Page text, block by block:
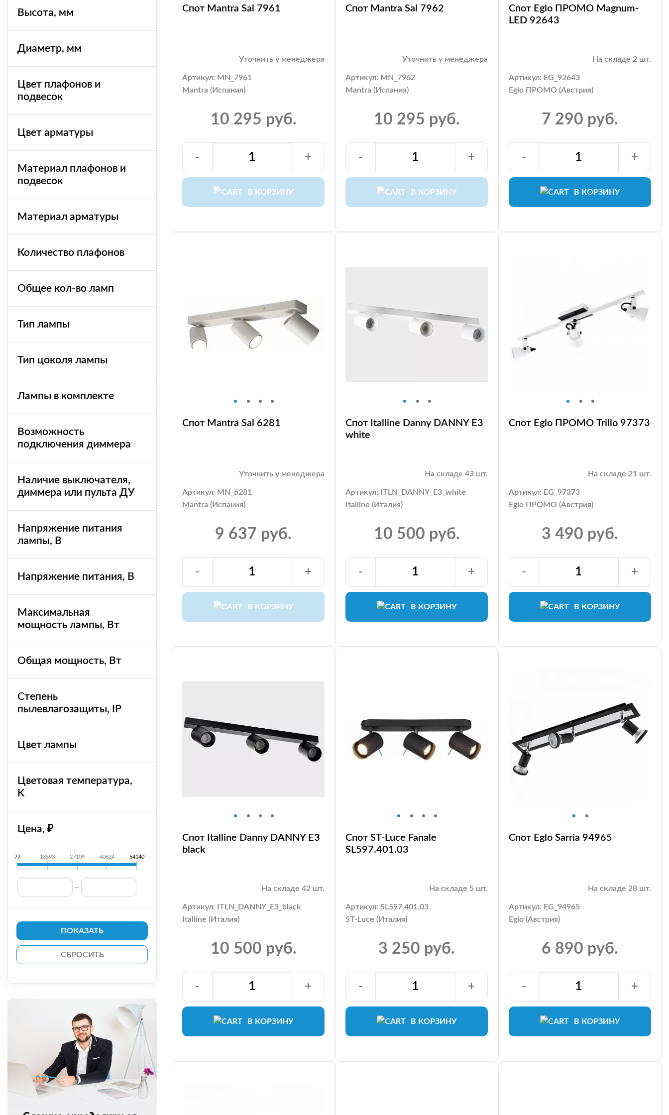
Высота, мм
Диаметр, мм
Цвет плафонов и
подвесок
Цвет арматуры
Материал плафонов и
подвесок
Материал арматуры
Количество плафонов
Общее кол-во ламп
Тип лампы
Тип цоколя лампы
Лампы в комплекте
Возможность
подключения диммера
Наличие выключателя,
диммера или пульта ДУ
Напряжение питания
лампы, В
Напряжение питания, В
Максимальная
мощность лампы, Вт
Общая мощность, Вт
Степень
пылевлагозащиты, IP
Цвет лампы
Цветовая температура,
K
Цена, ₽
77 13593 27109 40624 54140
ПОКАЗАТЬ
Спот Mantra Sal 7961
Уточнить у менеджера
Артикул: MN_7961
Mantra (Испания)
10 295 руб.
В КОРЗИНУ
- +
Спот Mantra Sal 7962
Уточнить у менеджера
Артикул: MN_7962
Mantra (Испания)
10 295 руб.
В КОРЗИНУ
- +
Спот Eglo ПРОМО Magnum-
LED 92643
На складе 2 шт.
Артикул: EG_92643
Eglo ПРОМО (Австрия)
7 290 руб.
В КОРЗИНУ
- +
Спот Mantra Sal 6281
Уточнить у менеджера
Артикул: MN_6281
Mantra (Испания)
9 637 руб.
В КОРЗИНУ
- +
Спот Italline Danny DANNY E3
white
На складе 43 шт.
Артикул: ITLN_DANNY_E3_white
Italline (Италия)
10 500 руб.
В КОРЗИНУ
- +
Спот Eglo ПРОМО Trillo 97373
На складе 21 шт.
Артикул: EG_97373
Eglo ПРОМО (Австрия)
3 490 руб.
В КОРЗИНУ
- +
Спот Italline Danny DANNY E3
black
На складе 42 шт.
Артикул: ITLN_DANNY_E3_black
Italline (Италия)
10 500 руб.
В КОРЗИНУ
- +
Спот ST-Luce Fanale
SL597.401.03
На складе 5 шт.
Артикул: SL597.401.03
ST-Luce (Италия)
3 250 руб.
В КОРЗИНУ
- +
Спот Eglo Sarria 94965
На складе 28 шт.
Артикул: EG_94965
Eglo (Австрия)
6 890 руб.
В КОРЗИНУ
- +